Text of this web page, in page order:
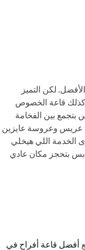
لكن التميز
كذلك قاعة الخصوص
بتجمع بين الفخامة
عريس وعروسة عايزين
الخدمة اللي هيخلي
بس بتحجز مكان عادي
أفضل قاعة أفراح في